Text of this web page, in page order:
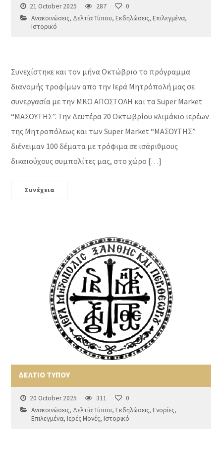
21 October 2025 287
0
Ανακοινώσεις, Δελτία Τύπου,Εκδηλώσεις,Επιλεγμένα,
Ιστορικό
Συνεχίστηκε και τον μήνα Οκτώβριο το πρόγραμμα
διανομής τροφίμων απο την Ιερά Μητρόπολή μας σε
συνεργασία με την ΜΚΟ ΑΠΟΣΤΟΛΗ και τα Super Market
“ΜΑΣΟΥΤΗΣ”. Την Δευτέρα 20 Οκτωβρίου κλιμάκιο ιερέων
της Μητροπόλεως και των Super Market “ΜΑΣΟΥΤΗΣ”
διένειμαν 100 δέματα με τρόφιμα σε ισάριθμους
δικαιούχους συμπολίτες μας, στο χώρο […]
Συνέχεια
ΔΕΛΤΙΟ ΤΥΠΟΥ
20 October 2025 311
0
Ανακοινώσεις, Δελτία Τύπου,Εκδηλώσεις,Ενορίες,
Επιλεγμένα,Ιερές Μονές,Ιστορικό